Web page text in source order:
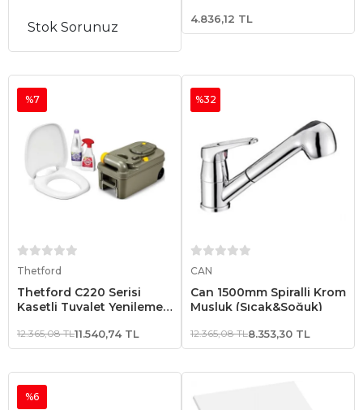
Stok Sorunuz
4.836,12 TL
Thetford
Thetford C220 Serisi
Kasetli Tuvalet Yenileme
%7
12.365,08 TL11.540,74 TL
CAN
Can 1500mm Spiralli Krom
Musluk (Sıcak&Soğuk)
%32
12.365,08 TL8.353,30 TL
%6